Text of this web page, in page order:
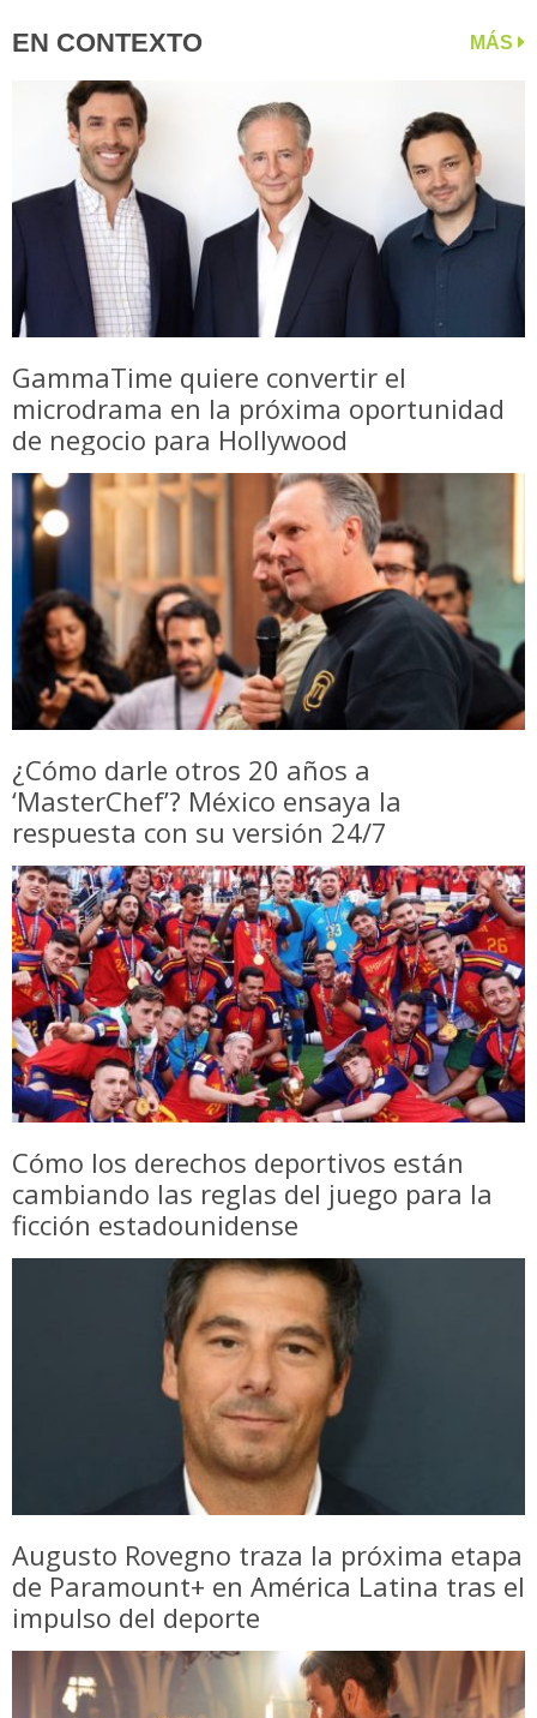
EN CONTEXTO MÁS
GammaTime quiere convertir el
microdrama en la próxima oportunidad
de negocio para Hollywood
¿Cómo darle otros 20 años a
‘MasterChef’? México ensaya la
respuesta con su versión 24/7
Cómo los derechos deportivos están
cambiando las reglas del juego para la
ficción estadounidense
Augusto Rovegno traza la próxima etapa
de Paramount+ en América Latina tras el
impulso del deporte